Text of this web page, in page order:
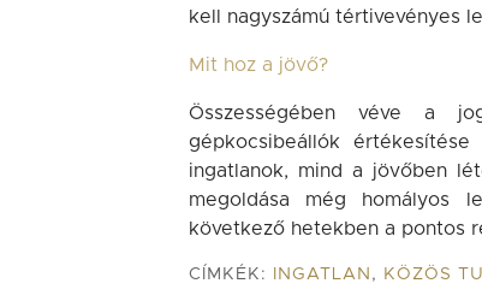
kell nagyszámú tértivevényes
Mit hoz a jövő?
Összességében véve a
gépkocsibeállók
ingatlanok, mind a jövőben
megoldása még homályos
következő hetekben a pontos
CÍMKÉK: INGATLAN , KÖZÖS